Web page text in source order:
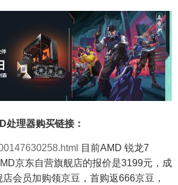
处理器购买链接：
目前AMD 锐龙7
京东自营旗舰店的报价是3199元，成
会员加购领京豆，首购返666京豆，